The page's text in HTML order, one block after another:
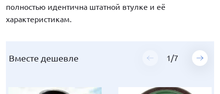
полностью идентична штатной втулке и её
характеристикам.
Вместе дешевле 1 /7
Вместе дешевле 1 /7
Вместе дешевле 1 /7
Вместе дешевле 1 /7
Вместе дешевле 1 /7
Вместе дешевле 1 /7
Вместе дешевле 1 /7